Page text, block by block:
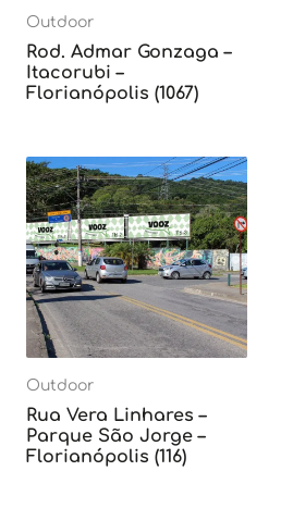
Outdoor
Rod. Admar Gonzaga –
Itacorubi –
Florianópolis (1067)
Outdoor
Rua Vera Linhares –
Parque São Jorge –
Florianópolis (116)